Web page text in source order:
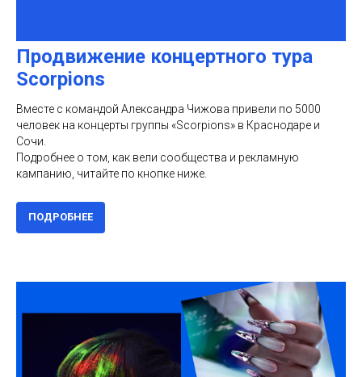
Продвижение концертного тура
Scorpions
Вместе с командой Александра Чижова привели по 5000
человек на концерты группы «Scorpions» в Краснодаре и
Сочи.
Подробнее о том, как вели сообщества и рекламную
кампанию, читайте по кнопке ниже.
ПОДРОБНЕЕ